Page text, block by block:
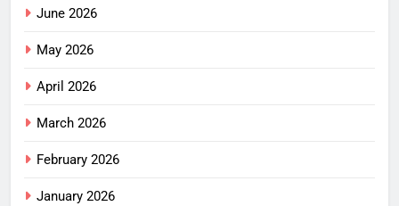
June 2026
May 2026
April 2026
March 2026
February 2026
January 2026